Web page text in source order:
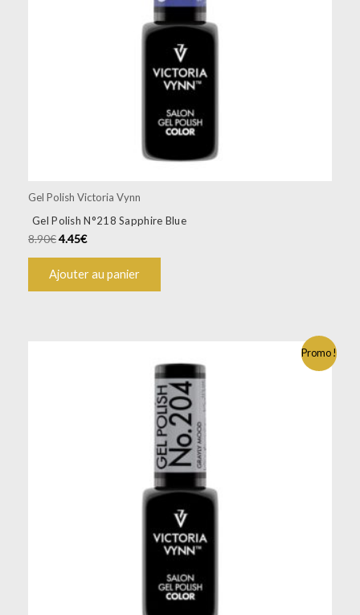
Gel Polish Victoria Vynn
Gel Polish N°218 Sapphire Blue
8.90€4.45€
Ajouter au panier
Promo !